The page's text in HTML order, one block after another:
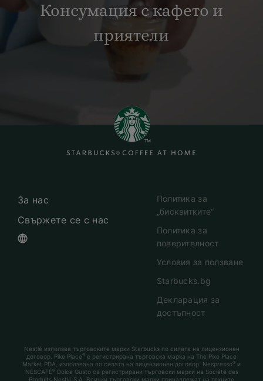
Консумация с кафето и
приятели
За нас
Свържете се с нас
Политика за
„бисквитките“
Политика за
поверителност
Условия за ползване
Starbucks.bg
Декларация за
достъпност
Nestlé използва търговските марки Starbucks по силата на лицензионен
договор. Pike Place® е регистрирана търговска марка на The Pike Place
Market PDA, използвана по силата на лицензионен договор. Nespresso® и
NESCAFÉ®Dolce Gusto са регистрирани търговски марки на Société des
Produits Nestlé S.A. Всички търговски марки принадлежат на техните